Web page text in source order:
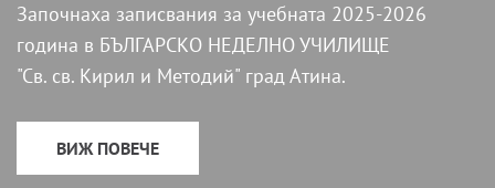
Започнаха записвания за учебната 2025-2026
година в БЪЛГАРСКО НЕДЕЛНО УЧИЛИЩЕ
"Св. св. Кирил и Методий" град Атина.
ВИЖ ПОВЕЧЕ